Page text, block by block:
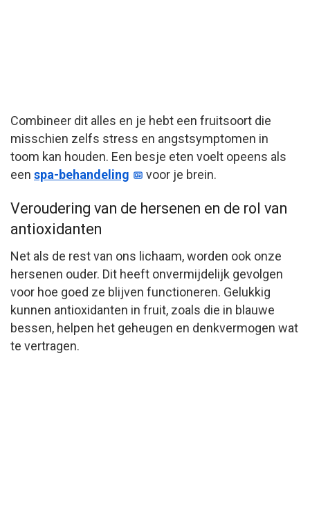
Combineer dit alles en je hebt een fruitsoort die
misschien zelfs stress en angstsymptomen in
toom kan houden. Een besje eten voelt opeens als
een spa-behandeling voor je brein.
Veroudering van de hersenen en de rol van
antioxidanten
Net als de rest van ons lichaam, worden ook onze
hersenen ouder. Dit heeft onvermijdelijk gevolgen
voor hoe goed ze blijven functioneren. Gelukkig
kunnen antioxidanten in fruit, zoals die in blauwe
bessen, helpen het geheugen en denkvermogen wat
te vertragen.